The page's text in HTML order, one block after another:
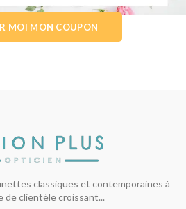
classiques et contemporaines à
de clientèle croissant...